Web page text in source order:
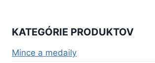
KATEGÓRIE PRODUKTOV
Mince a medaily